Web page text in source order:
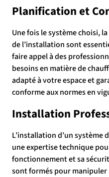
Planification et
Une fois le système choisi,
de l’installation sont
faire appel à des
besoins en matière de
adapté à votre espace et
conforme aux normes en
Installation
L’installation d’un système
une expertise technique
fonctionnement et sa
sont formés pour